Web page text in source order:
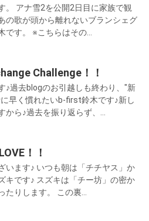
。 アナ雪2を公開2日目に家族で観
の歌が頭から離れないブランシェグ
です。 ※こちらはその...
Challenge！！
♪過去blogのお引越しも終わり、"新
早く慣れたいb-first鈴木です♪新し
から♪過去を振り返らず、...
！！
います♪ いつも朝は「チチヤス」か
キです♪ スズキは「チー坊」の密か
たりします。 この裏...